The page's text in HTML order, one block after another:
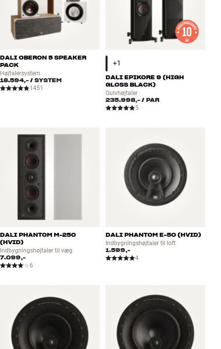
DALI OBERON 5 SPEAKER
PACK
Højtalersystem
18.594,- / SYSTEM
1451
DALI EPIKORE 9 (HIGH
GLOSS BLACK)
Gulvhøjtaler
235.998,- / PAR
5
DALI PHANTOM M-250
(HVID)
Indbygningshøjtaler til væg
7.099,-
6
DALI PHANTOM E-50 (HVID)
Indbygningshøjtaler til loft
1.599,-
4